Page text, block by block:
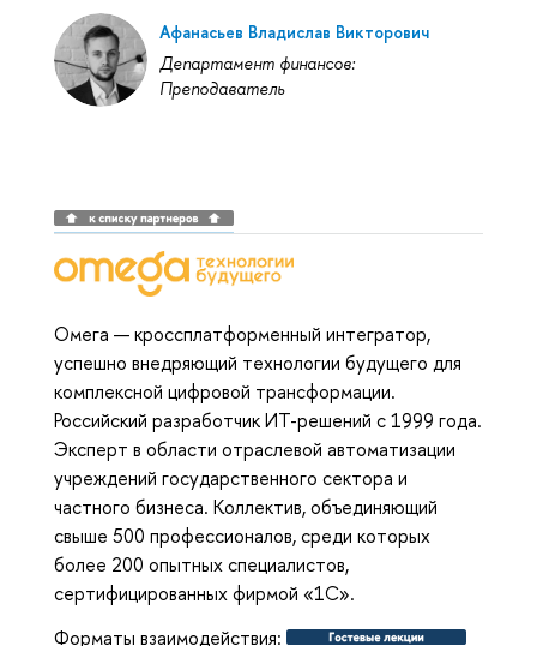
Афанасьев Владислав Викторович
Департамент финансов:
Преподаватель
Омега — кроссплатформенный интегратор,
успешно внедряющий технологии будущего для
комплексной цифровой трансформации.
Российский разработчик ИТ-решений с 1999 года.
Эксперт в области отраслевой автоматизации
учреждений государственного сектора и
частного бизнеса. Коллектив, объединяющий
свыше 500 профессионалов, среди которых
более 200 опытных специалистов,
сертифицированных фирмой «1С».
Форматы взаимодействия: